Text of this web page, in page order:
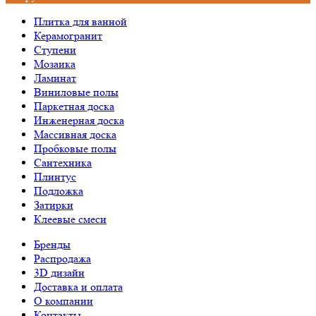
Плитка для ванной
Керамогранит
Ступени
Мозаика
Ламинат
Виниловые полы
Паркетная доска
Инженерная доска
Массивная доска
Пробковые полы
Сантехника
Плинтус
Подложка
Затирки
Клеевые смеси
Бренды
Распродажа
3D дизайн
Доставка и оплата
О компании